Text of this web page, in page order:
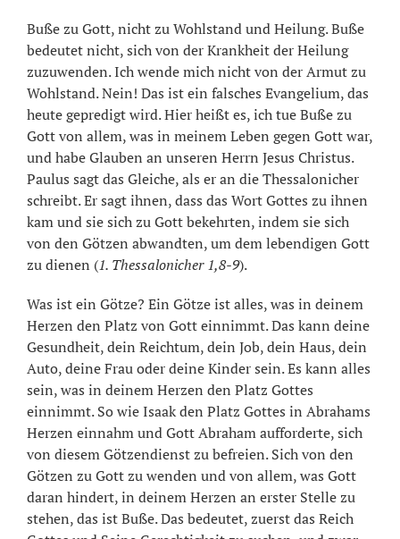
Buße zu Gott, nicht zu Wohlstand und Heilung. Buße
bedeutet nicht, sich von der Krankheit der Heilung
zuzuwenden. Ich wende mich nicht von der Armut zu
Wohlstand. Nein! Das ist ein falsches Evangelium, das
heute gepredigt wird. Hier heißt es, ich tue Buße zu
Gott von allem, was in meinem Leben gegen Gott war,
und habe Glauben an unseren Herrn Jesus Christus.
Paulus sagt das Gleiche, als er an die Thessalonicher
schreibt. Er sagt ihnen, dass das Wort Gottes zu ihnen
kam und sie sich zu Gott bekehrten, indem sie sich
von den Götzen abwandten, um dem lebendigen Gott
zu dienen (1. Thessalonicher 1,8-9).
Was ist ein Götze? Ein Götze ist alles, was in deinem
Herzen den Platz von Gott einnimmt. Das kann deine
Gesundheit, dein Reichtum, dein Job, dein Haus, dein
Auto, deine Frau oder deine Kinder sein. Es kann alles
sein, was in deinem Herzen den Platz Gottes
einnimmt. So wie Isaak den Platz Gottes in Abrahams
Herzen einnahm und Gott Abraham aufforderte, sich
von diesem Götzendienst zu befreien. Sich von den
Götzen zu Gott zu wenden und von allem, was Gott
daran hindert, in deinem Herzen an erster Stelle zu
stehen, das ist Buße. Das bedeutet, zuerst das Reich